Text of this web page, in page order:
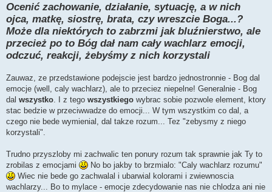
a
n
y
p
o
s
t
Ocenić zachowanie, działanie, sytuację, a w nich
ojca, matkę, siostrę, brata, czy wreszcie Boga...?
Może dla niektórych to zabrzmi jak bluźnierstwo, ale
przecież po to Bóg dał nam cały wachlarz emocji,
odczuć, reakcji, żebyśmy z nich korzystali
Zauwaz, ze przedstawione podejscie jest bardzo jednostronnie - Bog dal
emocje (well, caly wachlarz), ale to przeciez niepelne! Generalnie - Bog
dal wszystko . I z tego wszystkiego wybrac sobie pozwole element, ktory
stac bedzie w przeciwwadze do emocji... W tym wszystkim co dal, a
czego nie bede wymienial, dal takze rozum... Tez "zebysmy z niego
korzystali".
Trudno przyszloby mi zachwalic ten ponury rozum tak sprawnie jak Ty to
zrobilas z emocjami
No bo jakby to brzmialo: "Caly wachlarz rozumu"
Wiec nie bede go zachwalal i ubarwial kolorami i zwiewnoscia
wachlarzy... Bo to mylace - emocje zdecydowanie nas nie chlodza ani nie